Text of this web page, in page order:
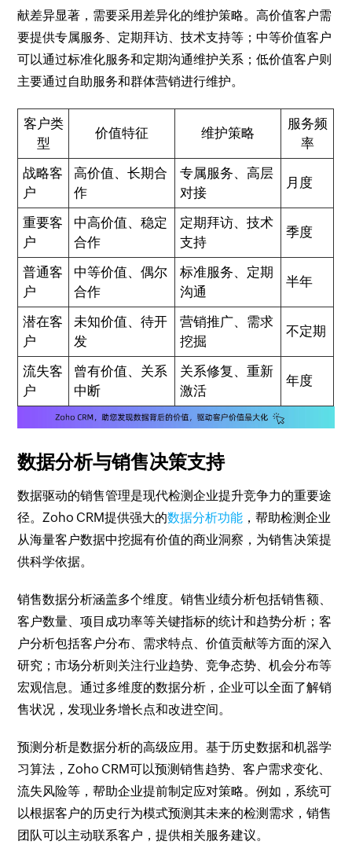
献差异显著，需要采用差异化的维护策略。高价值客户需
要提供专属服务、定期拜访、技术支持等；中等价值客户
可以通过标准化服务和定期沟通维护关系；低价值客户则
主要通过自助服务和群体营销进行维护。
客户类
型
价值特征 维护策略
服务频
率
战略客
户
高价值、长期合
作
专属服务、高层
对接
月度
重要客
户
中高价值、稳定
合作
定期拜访、技术
支持
季度
普通客
户
中等价值、偶尔
合作
标准服务、定期
沟通
半年
潜在客
户
未知价值、待开
发
营销推广、需求
挖掘
不定期
流失客
户
曾有价值、关系
中断
关系修复、重新
激活
年度
数据分析与销售决策支持
数据驱动的销售管理是现代检测企业提升竞争力的重要途
径。Zoho CRM提供强大的数据分析功能 ，帮助检测企业
从海量客户数据中挖掘有价值的商业洞察，为销售决策提
供科学依据。
销售数据分析涵盖多个维度。销售业绩分析包括销售额、
客户数量、项目成功率等关键指标的统计和趋势分析；客
户分析包括客户分布、需求特点、价值贡献等方面的深入
研究；市场分析则关注行业趋势、竞争态势、机会分布等
宏观信息。通过多维度的数据分析，企业可以全面了解销
售状况，发现业务增长点和改进空间。
预测分析是数据分析的高级应用。基于历史数据和机器学
习算法，Zoho CRM可以预测销售趋势、客户需求变化、
流失风险等，帮助企业提前制定应对策略。例如，系统可
以根据客户的历史行为模式预测其未来的检测需求，销售
团队可以主动联系客户，提供相关服务建议。